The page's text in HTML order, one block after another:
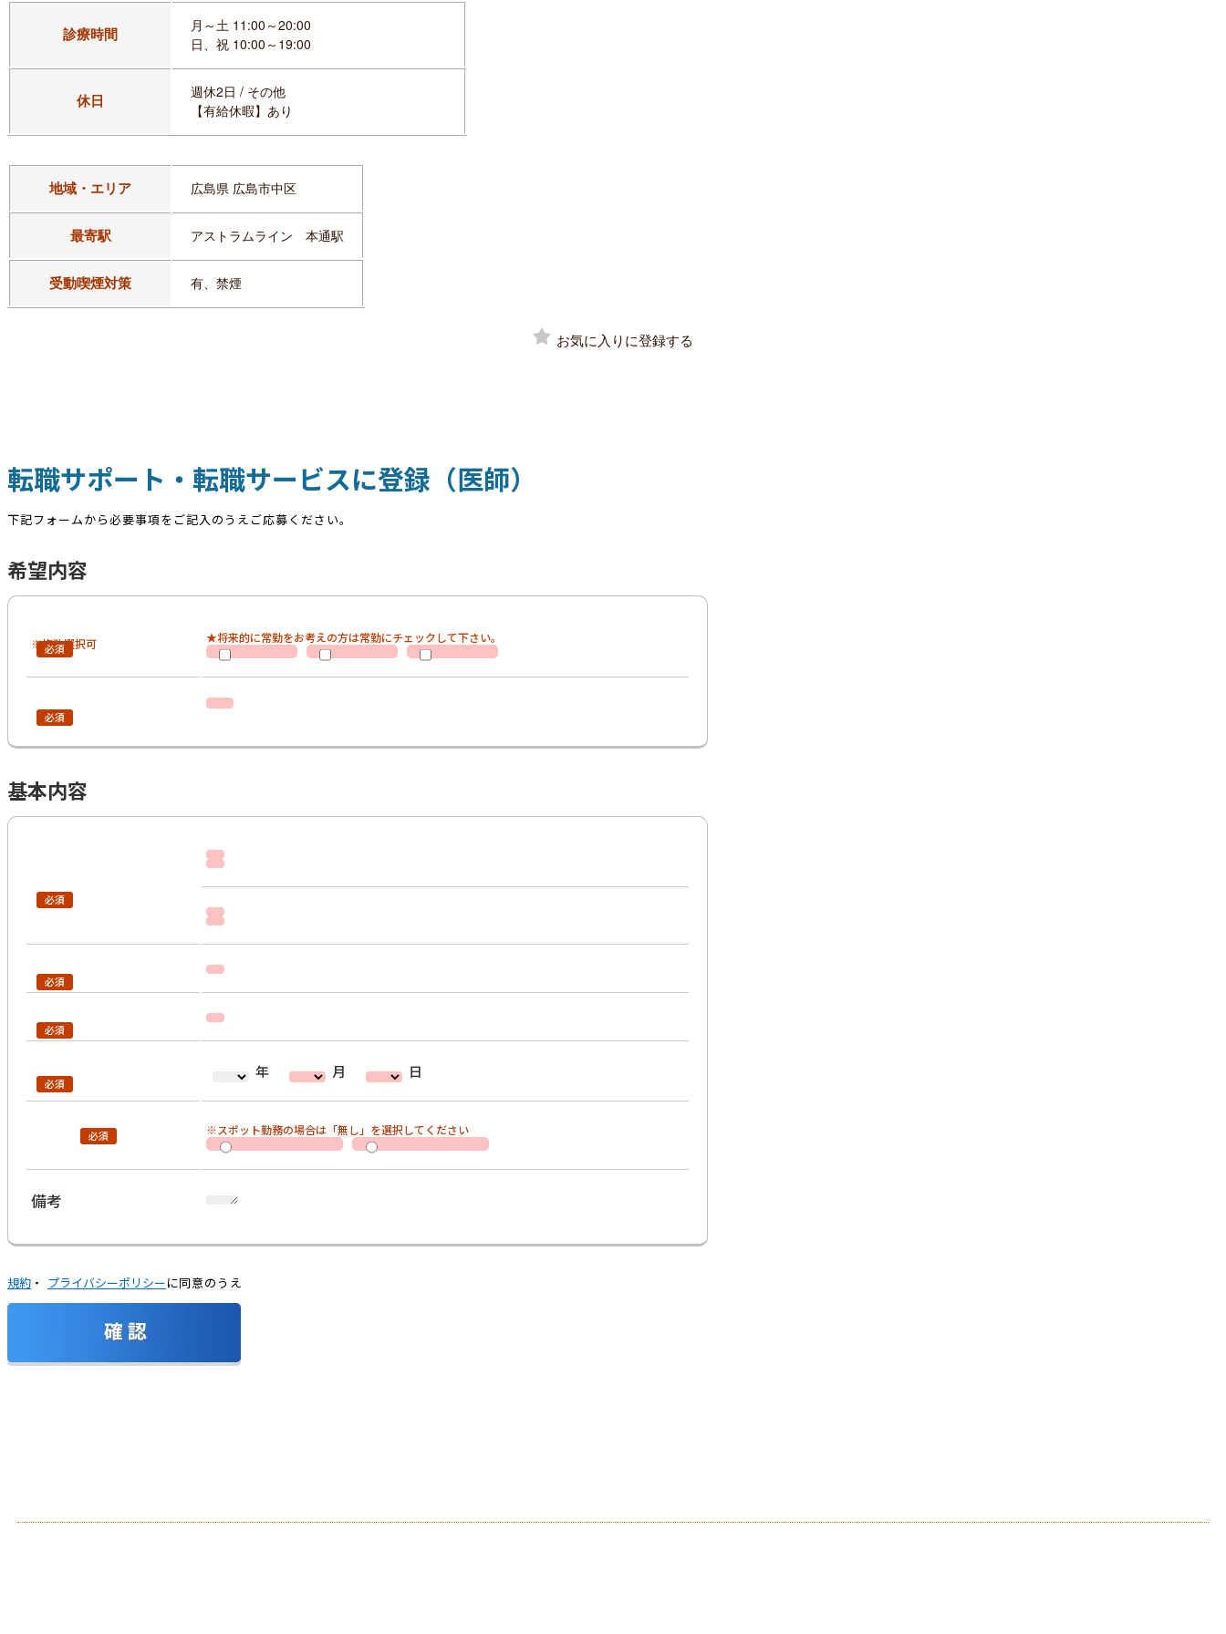
診療時間
月～土 11:00～20:00
日、祝 10:00～19:00
休日
週休2日 / その他
【有給休暇】あり
地域・エリア 広島県 広島市中区
最寄駅 アストラムライン 本通駅
受動喫煙対策 有、禁煙
お気に入りに登録する
転職サポート・転職サービスに登録（医師）
下記フォームから必要事項をご記入のうえご応募ください。
希望内容
※複数選択可 ★将来的に常勤をお考えの方は常勤にチェックして下さい。
基本内容
年 月 日
※スポット勤務の場合は「無し」を選択してください
備考
規約 ・ プライバシーポリシーに同意のうえ